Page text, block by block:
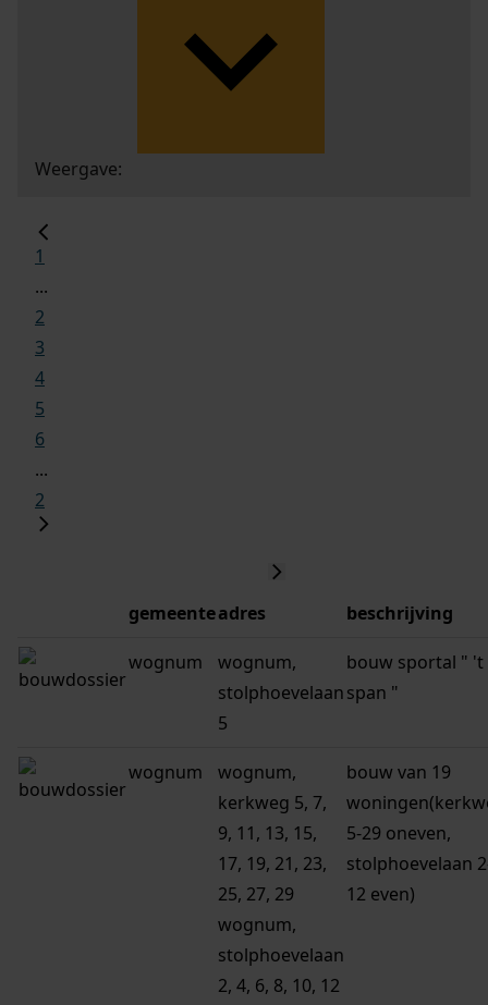
Weergave:
1
...
2
3
4
5
6
...
2
gemeenteadres beschrijving
wognum
wognum,
stolphoevelaan
5
bouw sportal " 't
span "
wognum
wognum,
kerkweg 5, 7,
9, 11, 13, 15,
17, 19, 21, 23,
25, 27, 29
wognum,
stolphoevelaan
2, 4, 6, 8, 10, 12
bouw van 19
5-29 oneven,
stolphoevelaan
12 even)